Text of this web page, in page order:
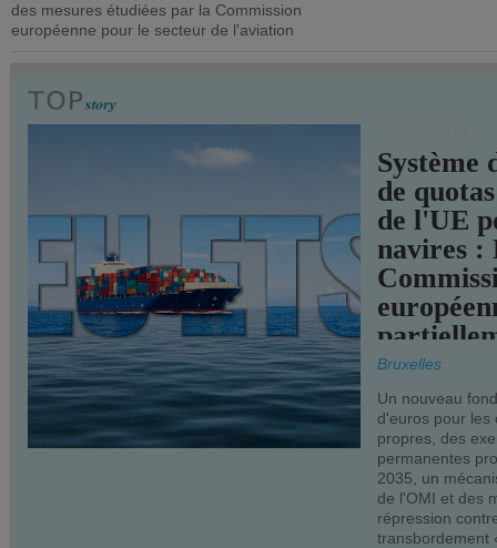
des mesures étudiées par la Commission
européenne pour le secteur de l'aviation
Système
de
de l'UE
navires :
Bruxelles
Un nouveau
d'euros pour les
propres, des
permanentes
2035, un
de l'OMI et des
répression
transbordement